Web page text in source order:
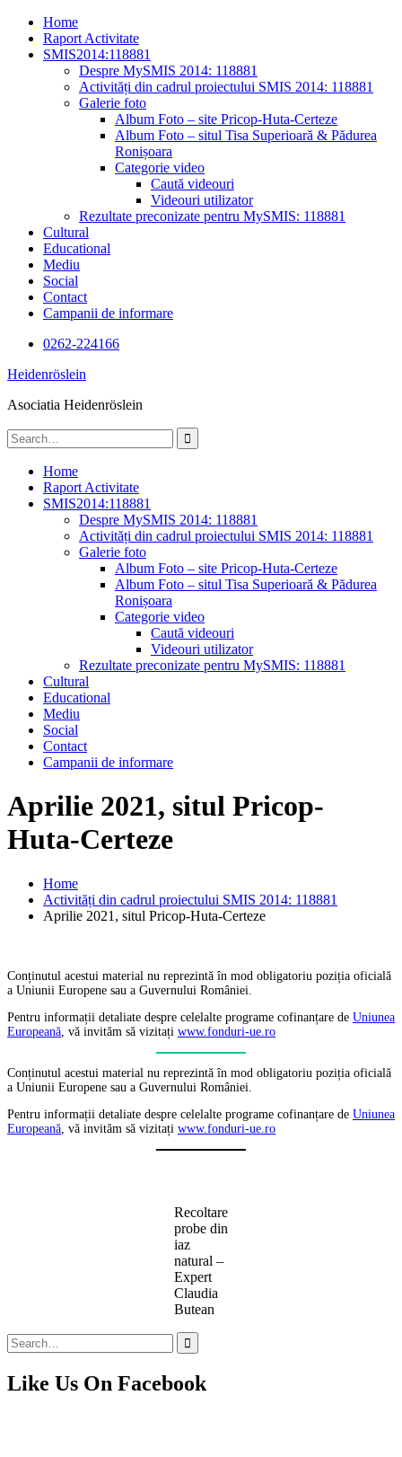
Skip
content
Home
Raport Activitate
SMIS2014:118881
Despre MySMIS 2014: 118881
Activități din cadrul proiectului SMIS 2014: 118881
Galerie foto
Album Foto – site Pricop-Huta-Certeze
Album Foto – situl Tisa Superioară & Pădurea
Ronișoara
Categorie video
Caută videouri
Videouri utilizator
Rezultate preconizate pentru MySMIS: 118881
Cultural
Educational
Mediu
Social
Contact
Campanii de informare
0262-224166
Heidenröslein
Asociatia Heidenröslein
Search
for:
Home
Raport Activitate
SMIS2014:118881
Despre MySMIS 2014: 118881
Activități din cadrul proiectului SMIS 2014: 118881
Galerie foto
Album Foto – site Pricop-Huta-Certeze
Album Foto – situl Tisa Superioară & Pădurea
Ronișoara
Categorie video
Caută videouri
Videouri utilizator
Rezultate preconizate pentru MySMIS: 118881
Cultural
Educational
Mediu
Social
Contact
Campanii de informare
Aprilie 2021, situl Pricop-
Huta-Certeze
Home
Activități din cadrul proiectului SMIS 2014: 118881
Aprilie 2021, situl Pricop-Huta-Certeze
Conținutul acestui material nu reprezintă în mod obligatoriu poziția oficială
a Uniunii Europene sau a Guvernului României.
Pentru informații detaliate despre celelalte programe cofinanțare de Uniunea
Europeană , vă invităm să vizitați www.fonduri-ue.ro
Conținutul acestui material nu reprezintă în mod obligatoriu poziția oficială
a Uniunii Europene sau a Guvernului României.
Pentru informații detaliate despre celelalte programe cofinanțare de Uniunea
Europeană , vă invităm să vizitați www.fonduri-ue.ro
Recoltare
probe din
iaz
natural –
Expert
Claudia
Butean
Search
for:
Like Us On Facebook